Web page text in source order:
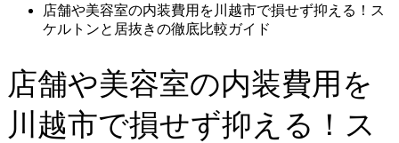
店舗や美容室の内装費用を川越市で損せず抑える！ス
ケルトンと居抜きの徹底比較ガイド
店舗や美容室の内装費用を
川越市で損せず抑える！ス